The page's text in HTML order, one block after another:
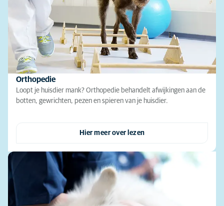
Orthopedie
Loopt je huisdier mank? Orthopedie behandelt afwijkingen aan de
botten, gewrichten, pezen en spieren van je huisdier.
Hier meer over lezen